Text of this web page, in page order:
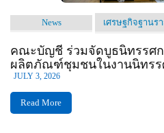
News เศรษฐกิจฐานร
คณะบัญชี ร่วมจัดบูธนิทรรศก
ผลิตภัณฑ์ชุมชนในงานนิทรร
ดำเนินงานโครงการยุทธศา
เพื่อการพัฒนาท้องถิ่นต่อสาธ
JULY 3, 2026
Read More